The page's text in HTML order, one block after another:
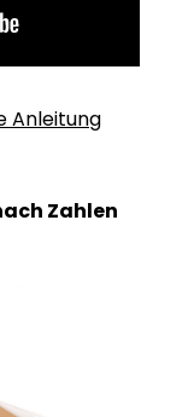
Anleitung
Zahlen